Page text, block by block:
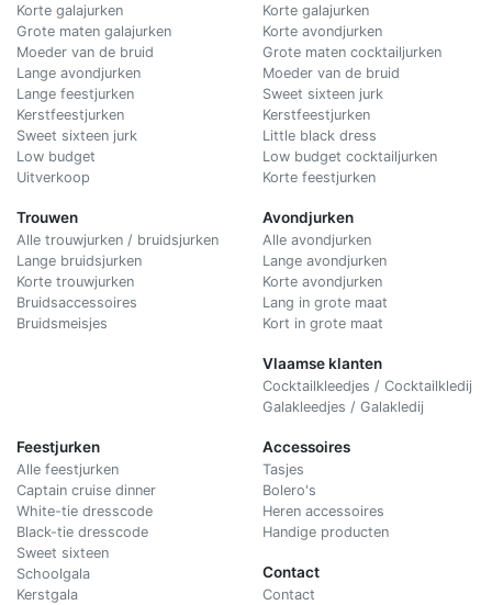
Korte galajurken
Grote maten galajurken
Moeder van de bruid
Lange avondjurken
Lange feestjurken
Kerstfeestjurken
Sweet sixteen jurk
Low budget
Uitverkoop
Trouwen
Alle trouwjurken / bruidsjurken
Lange bruidsjurken
Korte trouwjurken
Bruidsaccessoires
Bruidsmeisjes
Korte galajurken
Korte avondjurken
Grote maten cocktailjurken
Moeder van de bruid
Sweet sixteen jurk
Kerstfeestjurken
Little black dress
Low budget cocktailjurken
Korte feestjurken
Avondjurken
Alle avondjurken
Lange avondjurken
Korte avondjurken
Lang in grote maat
Kort in grote maat
Vlaamse klanten
Cocktailkleedjes / Cocktailkledij
Galakleedjes / Galakledij
Feestjurken
Alle feestjurken
Captain cruise dinner
White-tie dresscode
Black-tie dresscode
Sweet sixteen
Schoolgala
Kerstgala
Accessoires
Tasjes
Bolero's
Heren accessoires
Handige producten
Contact
Contact